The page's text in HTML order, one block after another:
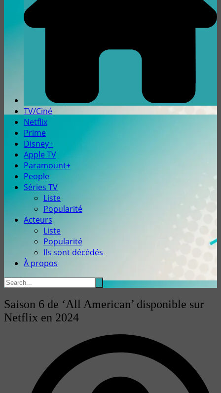
TV/Ciné
Netflix
Prime
Disney+
Apple TV
Paramount+
People
Séries TV
Liste
Popularité
Acteurs
Liste
Popularité
Ils sont décédés
À propos
Saison 6 de ‘All American’ disponible sur
Netflix en 2024